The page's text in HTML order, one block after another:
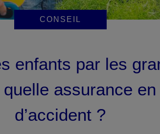
CONSEIL
enfants par les
assurance
d’accident ?